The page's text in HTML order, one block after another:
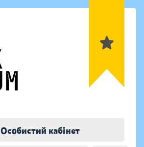
Особистий кабінет